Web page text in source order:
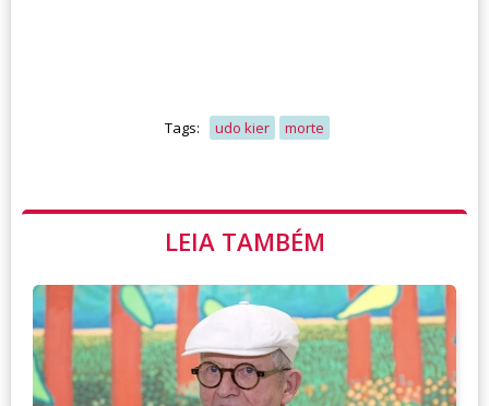
Tags: udo kier morte
LEIA TAMBÉM